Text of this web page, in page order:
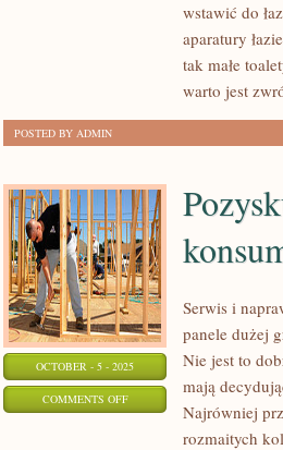
OGROMNEJ
OFERCIE
KAŻDY
wstawić do
aparatury
tak małe
warto jest
POSTED BY ADMIN
OCTOBER - 5 - 2025
COMMENTS OFFON
POZYSKUJĄCYCH
Serwis i
panele dużej
Nie jest to
mają
Najrówniej
rozmaitych